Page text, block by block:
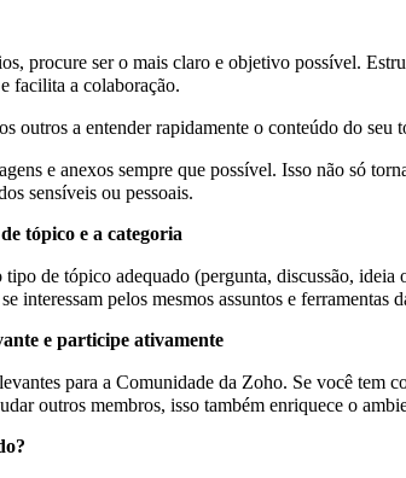
procure ser o mais claro e objetivo possível.
facilita a colaboração.
outros a entender rapidamente o conteúdo do
e anexos sempre que possível. Isso não só
sensíveis ou pessoais.
tópico e a categoria
de tópico adequado (pergunta, discussão,
interessam pelos mesmos assuntos e ferramentas
e participe ativamente
para a Comunidade da Zoho. Se você
outros membros, isso também enriquece o